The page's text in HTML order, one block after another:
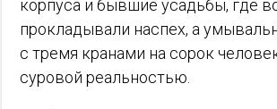
корпуса и бывшие усадьбы, где
прокладывали наспех, а
с тремя кранами на сорок
суровой реальностью.